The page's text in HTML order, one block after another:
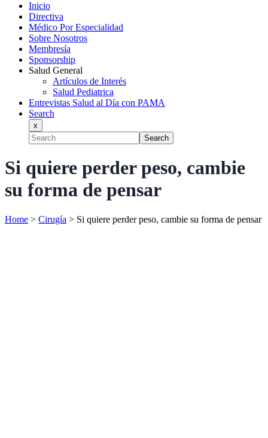
Inicio
Directiva
Médico Por Especialidad
Sobre Nosotros
Membresía
Sponsorship
Salud General
Artículos de Interés
Salud Pediatrica
Entrevistas Salud al Día con PAMA
Search
x
Search
Si quiere perder peso, cambie
su forma de pensar
Home > Cirugía > Si quiere perder peso, cambie su forma de pensar